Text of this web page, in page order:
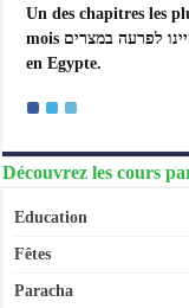
Un des chapitres les
mois עבדים היינו לפרעה במצרים – Esclaves nous étions à Pharaon
en Egypte.
Découvrez les cours
Education
Fêtes
Paracha